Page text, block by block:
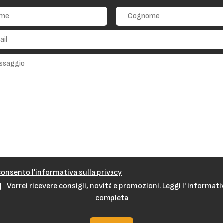
l'informativa sulla privacy
Vorrei ricevere consigli, novità e promozioni. Leggi l'
completa